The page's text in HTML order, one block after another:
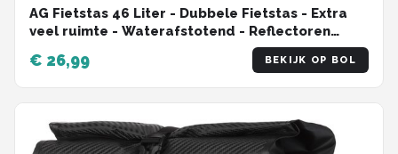
AG Fietstas 46 Liter - Dubbele Fietstas - Extra
veel ruimte - Waterafstotend - Reflectoren
fietstassen - electrische fietsen - Zwart - dubbel
€ 26,99 BEKIJK OP BOL